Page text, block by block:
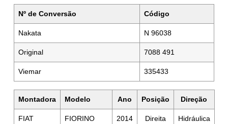
Nº de Conversão Código
Nakata N 96038
Original 7088 491
Viemar 335433
Montadora Modelo Ano Posição Direção
FIAT
FIORINO
2014
Direita Hidráulica